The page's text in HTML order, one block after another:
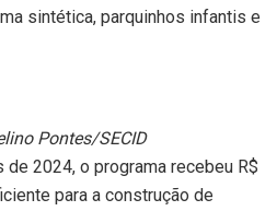
sintética, parquinhos infantis e
Pontes/SECID
2024, o programa recebeu R$
para a construção de